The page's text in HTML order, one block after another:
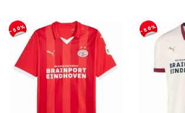
-50% -50%